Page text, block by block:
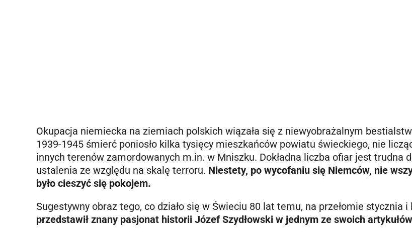
Okupacja niemiecka na ziemiach polskich wiązała się z niewyobrażalnym
1939-1945 śmierć poniosło kilka tysięcy mieszkańców powiatu świeckiego, nie
innych terenów zamordowanych m.in. w Mniszku. Dokładna liczba ofiar jest trudna
ustalenia ze względu na skalę terroru. Niestety, po wycofaniu się Niemców, nie
było cieszyć się pokojem.
Sugestywny obraz tego, co działo się w Świeciu 80 lat temu, na przełomie stycznia i
przedstawił znany pasjonat historii Józef Szydłowski w jednym ze swoich